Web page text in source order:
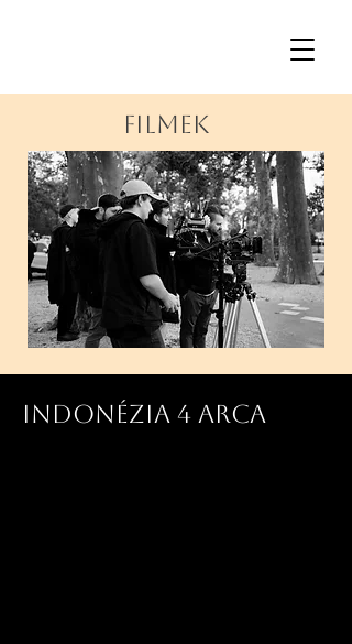
FILMEK
Indonézia 4 arca